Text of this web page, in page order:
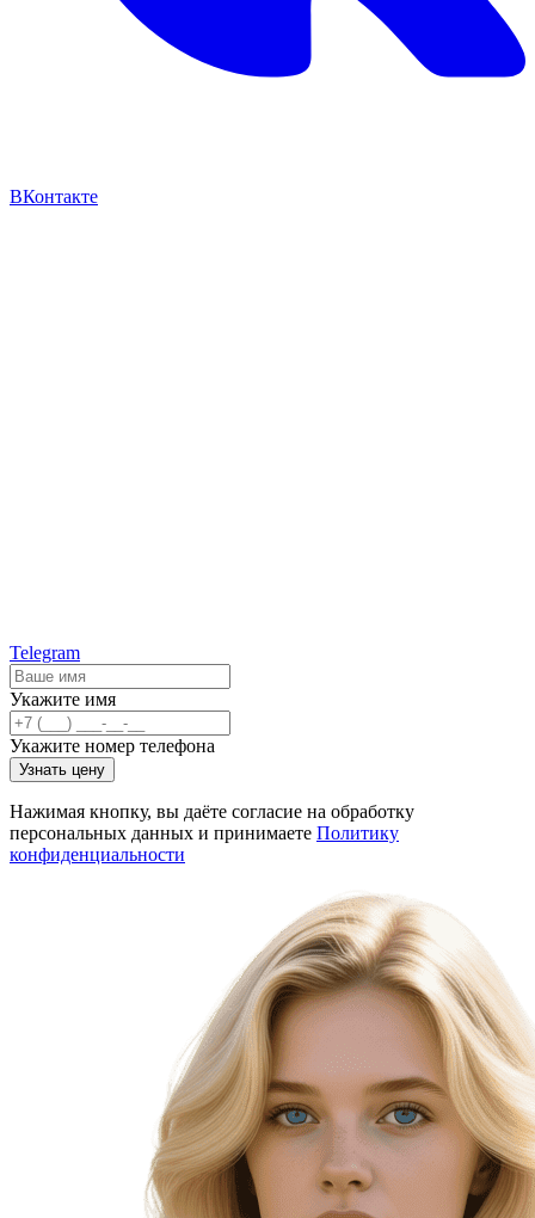
ВКонтакте
Telegram
Укажите имя
Укажите номер телефона
Узнать цену
Нажимая кнопку, вы даёте согласие на обработку
персональных данных и принимаете Политику
конфиденциальности